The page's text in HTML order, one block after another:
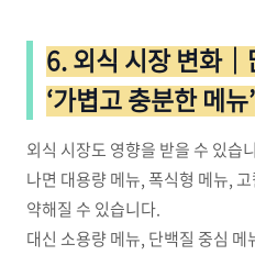
6. 외식 시장 변화
‘가볍고 충분한 메뉴’
외식 시장도 영향을 받을 수 있습
나면 대용량 메뉴, 폭식형 메뉴,
약해질 수 있습니다.
대신 소용량 메뉴, 단백질 중심